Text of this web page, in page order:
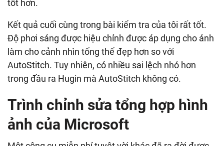
tốt hơn.
Kết quả cuối cùng trong bài kiểm tra của tôi rất tốt.
Độ phơi sáng được hiệu chỉnh được áp dụng cho ảnh
làm cho cảnh nhìn tổng thể đẹp hơn so với
AutoStitch. Tuy nhiên, có nhiều sai lệch nhỏ hơn
trong đầu ra Hugin mà AutoStitch không có.
Trình chỉnh sửa tổng hợp hình
ảnh của Microsoft